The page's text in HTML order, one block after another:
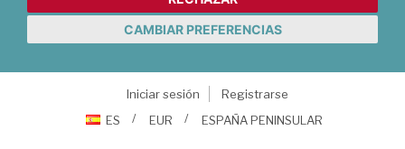
CAMBIAR PREFERENCIAS
Iniciar sesión
Registrarse
ES
EUR ESPAÑA PENINSULAR